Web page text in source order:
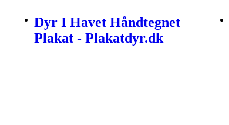
Dyr I Havet Håndtegnet
Plakat - Plakatdyr.dk